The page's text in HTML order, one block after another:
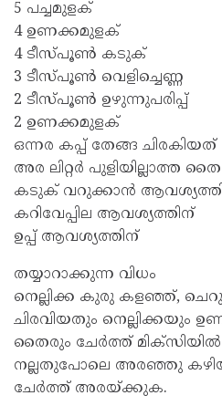
5 പച്ചമുളക്
4 ഉണക്കമുളക്
4 ടീസ്പൂൺ കടുക്
3 ടീസ്പൂൺ വെളിച്ചെണ്ണ
2 ടീസ്പൂൺ ഉഴുന്നുപരിപ്പ്
2 ഉണക്കമുളക്
ഒന്നര കപ്പ് തേങ്ങ ചിരകിയത്
അര ലിറ്റർ പുളിയില്ലാത്ത
കടുക് വറുക്കാൻ
കറിവേപ്പില ആവശ്യത്തിന്
ഉപ്പ് ആവശ്യത്തിന്
തയ്യാറാക്കുന്ന വിധം
നെല്ലിക്ക കുരു കളഞ്ഞ്,
ചിരവിയതും നെല്ലിക്കയും
തൈരും ചേർത്ത്
നല്ലതുപോലെ അരഞ്ഞു
ചേർത്ത് അരയ്ക്കുക.